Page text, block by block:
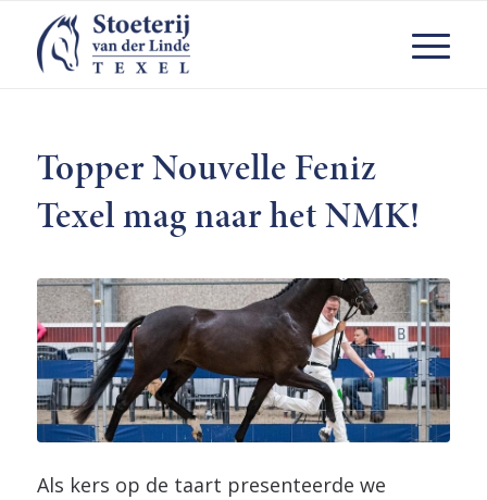
Topper Nouvelle Feniz
Texel mag naar het NMK!
Als kers op de taart presenteerde we